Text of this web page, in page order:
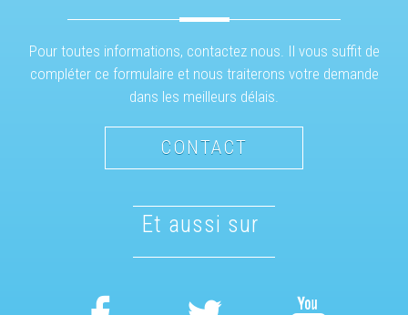
Pour toutes informations, contactez nous. Il vous suffit de
compléter ce formulaire et nous traiterons votre demande
dans les meilleurs délais.
CONTACT
et aussi sur